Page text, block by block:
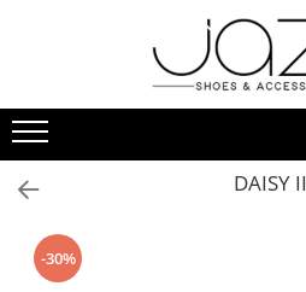
Pantofi cu toc
Pantofi flats
Sport couture
Sandale cu toc
Sandale flats
DAISY II
-30%